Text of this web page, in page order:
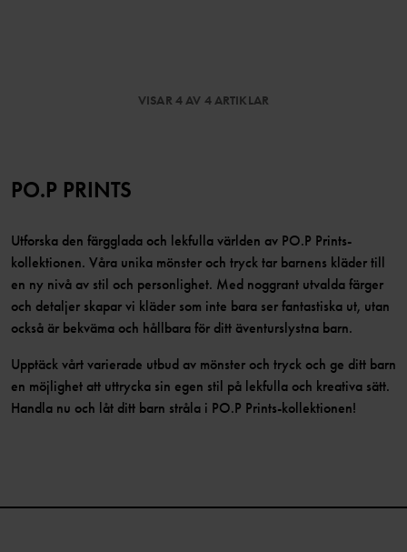
VISAR 4 AV 4 ARTIKLAR
PO.P PRINTS
Utforska den färgglada och lekfulla världen av PO.P Prints-
kollektionen. Våra unika mönster och tryck tar barnens kläder till
en ny nivå av stil och personlighet. Med noggrant utvalda färger
och detaljer skapar vi kläder som inte bara ser fantastiska ut, utan
också är bekväma och hållbara för ditt äventurslystna barn.
Upptäck vårt varierade utbud av mönster och tryck och ge ditt barn
en möjlighet att uttrycka sin egen stil på lekfulla och kreativa sätt.
Handla nu och låt ditt barn stråla i PO.P Prints-kollektionen!